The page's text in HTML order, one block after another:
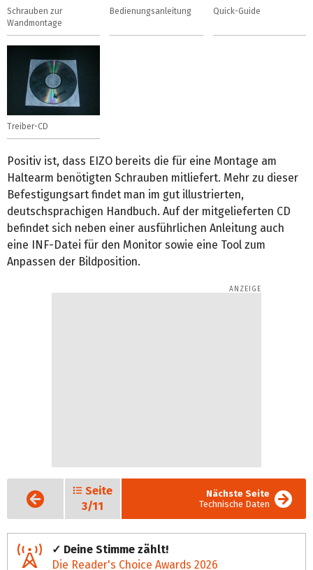
Schrauben zur
Wandmontage
Bedienungsanleitung Quick-Guide
Treiber-CD
Positiv ist, dass EIZO bereits die für eine Montage am
Haltearm benötigten Schrauben mitliefert. Mehr zu dieser
Befestigungsart findet man im gut illustrierten,
deutschsprachigen Handbuch. Auf der mitgelieferten CD
befindet sich neben einer ausführlichen Anleitung auch
eine INF-Datei für den Monitor sowie eine Tool zum
Anpassen der Bildposition.
Vorige
Seite
Seite
3/11
Nächste Seite
Technische Daten
✓ Deine Stimme zählt!
Die Reader's Choice Awards 2026